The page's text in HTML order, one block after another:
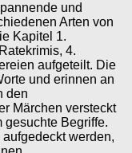
und
Arten von
Kapitel 1.
4.
aufgeteilt. Die
und erinnen an
den
Märchen versteckt
gesuchte Begriffe.
werden,